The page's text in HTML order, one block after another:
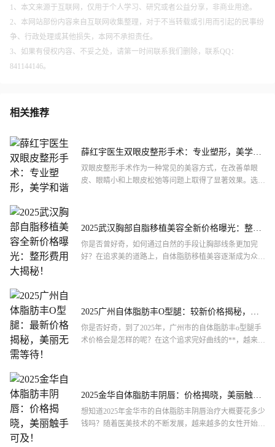
1、本文来源于互联网，仅用于个人学习、研究或者公益分享，非商业用途。
2、本网站部份内容来自互联网收集整理，对于不当转载或引用而引起的民事纷
争、行政处理或其他损失，本网不承担责任。
3、如果有侵权内容、不妥之处，请第一时间联系我们删除，联系QQ：
841144146。
相关推荐
薛红宇医生双眼皮整形手术：专业塑形，美学和
谐
双眼皮整形手术作为一种常见的美容方式，在改善单眼
皮、眼睛小和上眼皮松弛等问题上取得了显著效果。选择
2025武汉胸部自脂移植美容全新价格曝光：整形
费用大揭秘！
你是否曾好奇，如何通过自然的手段让胸部线条更加完
好？在追求美的道路上，自体脂肪移植美容逐渐成为众多
2025广州自体脂肪丰O型腿：较新价格揭秘，美
丽无需等待！
你是否好奇，到了2025年，广州市的自体脂肪丰o型腿手
术价格会是怎样的呢？在这个追求完好曲线的**，越来越
2025金华自体脂肪丰阴唇：价格揭晓，美丽触手
可及！
想知道2025年金华市的自体脂肪丰阴唇治疗大概要花多少
钱吗？随着医美技术的不断发展，越来越多的女性开始关